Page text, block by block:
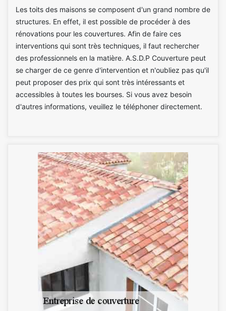
Les toits des maisons se composent d'un grand nombre de
structures. En effet, il est possible de procéder à des
rénovations pour les couvertures. Afin de faire ces
interventions qui sont très techniques, il faut rechercher
des professionnels en la matière. A.S.D.P Couverture peut
se charger de ce genre d'intervention et n'oubliez pas qu'il
peut proposer des prix qui sont très intéressants et
accessibles à toutes les bourses. Si vous avez besoin
d'autres informations, veuillez le téléphoner directement.